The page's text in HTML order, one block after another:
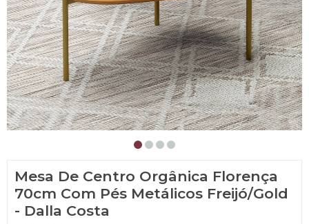
Mesa De Centro Orgânica Florença
70cm Com Pés Metálicos Freijó/Gold
- Dalla Costa